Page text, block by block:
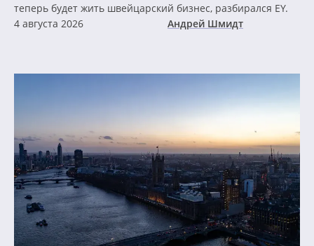
теперь будет жить швейцарский бизнес, разбирался EY.
4 августа 2026
Андрей Шмидт